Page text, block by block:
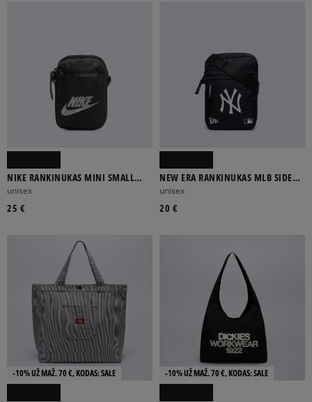
NIKE RANKINUKAS MINI SMALL
ITEMS BAG
unisex
25 €
NEW ERA RANKINUKAS MLB SIDE
BAG NYY BLK BLKWHI NEW YORK
YANK
unisex
20 €
-10% UŽ MAŽ. 70 €, KODAS: SALE -10% UŽ MAŽ. 70 €, KODAS: SALE